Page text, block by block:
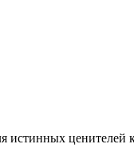
истинных